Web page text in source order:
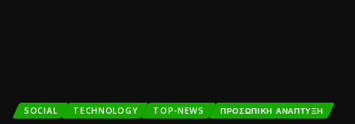
SOCIAL TECHNOLOGY TOP-NEWS ΠΡΟΣΩΠΙΚΉ ΑΝΆΠΤΥΞΗ